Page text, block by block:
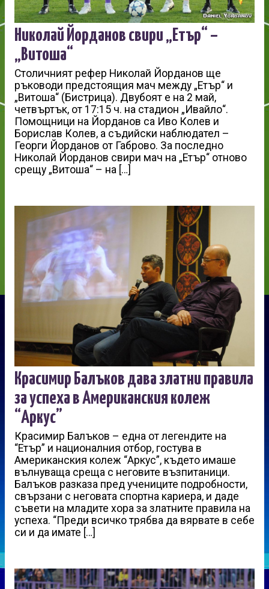
Николай Йорданов свири „Етър“ –
„Витоша“
Столичният рефер Николай Йорданов ще
ръководи предстоящия мач между „Етър“ и
„Витоша“ (Бистрица). Двубоят е на 2 май,
четвъртък, от 17:15 ч. на стадион „Ивайло“.
Помощници на Йорданов са Иво Колев и
Борислав Колев, а съдийски наблюдател –
Георги Йорданов от Габрово. За последно
Николай Йорданов свири мач на „Етър“ отново
срещу „Витоша“ – на […]
Красимир Балъков дава златни правила
за успеха в Американския колеж
“Аркус”
Красимир Балъков – една от легендите на
“Етър” и националния отбор, гостува в
Американския колеж “Аркус”, където имаше
вълнуваща среща с неговите възпитаници.
Балъков разказа пред учениците подробности,
свързани с неговата спортна кариера, и даде
съвети на младите хора за златните правила на
успеха. “Преди всичко трябва да вярвате в себе
си и да имате […]